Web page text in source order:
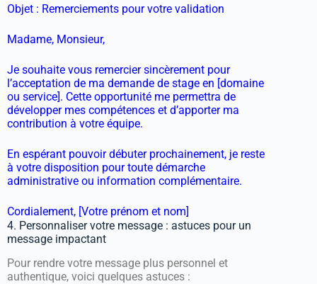
Objet : Remerciements pour votre validation
Madame, Monsieur,
Je souhaite vous remercier sincèrement pour
l’acceptation de ma demande de stage en [domaine
ou service]. Cette opportunité me permettra de
développer mes compétences et d’apporter ma
contribution à votre équipe.
En espérant pouvoir débuter prochainement, je reste
à votre disposition pour toute démarche
administrative ou information complémentaire.
Cordialement, [Votre prénom et nom]
4. Personnaliser votre message : astuces pour un
message impactant
Pour rendre votre message plus personnel et
authentique, voici quelques astuces :